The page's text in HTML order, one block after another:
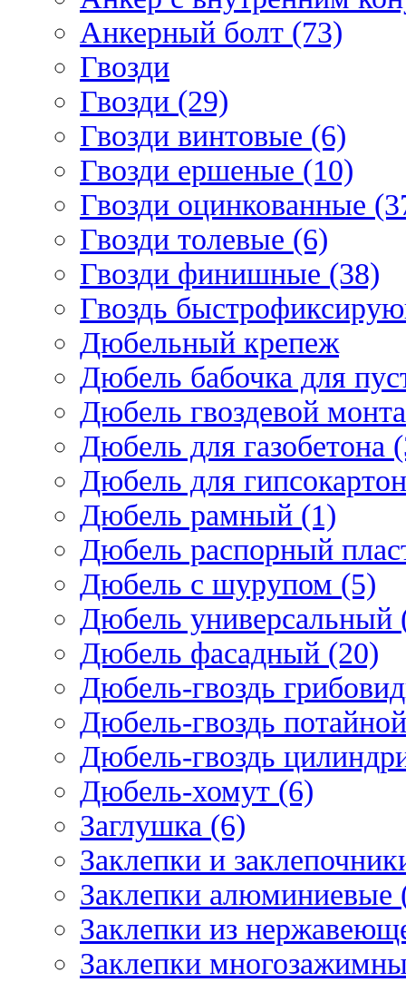
Анкерный болт (73)
Гвозди
Гвозди (29)
Гвозди винтовые (6)
Гвозди ершеные (10)
Гвозди оцинкованные
Гвозди толевые (6)
Гвозди финишные (38)
Гвоздь
Дюбельный крепеж
Дюбель бабочка для
Дюбель гвоздевой
Дюбель для газобетона
Дюбель для
Дюбель рамный (1)
Дюбель распорный
Дюбель с шурупом (5)
Дюбель универсальный
Дюбель фасадный (20)
Дюбель-гвоздь
Дюбель-гвоздь
Дюбель-гвоздь
Дюбель-хомут (6)
Заглушка (6)
Заклепки и
Заклепки алюминиевые
Заклепки из
Заклепки